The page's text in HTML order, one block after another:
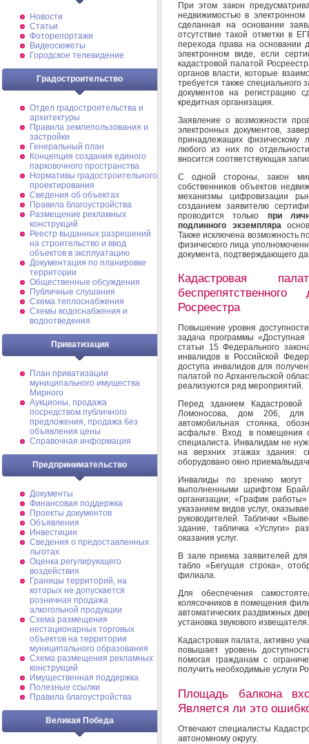
Новости
Статьи
Фоторепортажи
Видеосюжеты
Городское телевидение
Градостроительство
Отдел градостроительства и
архитектуры
Правила землепользования и
застройки
Генеральный план
Концепция создания единого
парковочного пространства
Нормативы градостроительного
проектирования
Сведения об объектах
Правила благоустройства
Размещение рекламных
конструкций
Реестр выданных разрешений
на строительство и ввод
объектов в эксплуатацию
Документация по планировке
территории
Общественные обсуждения
Публичные слушания
Схема теплоснабжения
Схемы водоснабжения и
водоотведения
Приватизация
План приватизации
муниципального имущества
Мирного
Аукционы, продажа
посредством публичного
предложения, продажа без
объявления цены
Справочная информация
Предпринимательство
Документы
Финансовая поддержка
Проекты документов
Объявления
Инвестиции
Сведения о предоставленных
льготах
Оценка регулирующего
воздействия
Границы территорий, на
которых не допускается
розничная продажа
алкогольной продукции
Схема размещения
нестационарных торговых
объектов на территории
муниципального образования
Схема размещения рекламных
конструкций
Имущественная поддержка
Полезные ссылки
Правила благоустройства
Великая Победа
При этом закон
недвижимостью в
сделанная на основании
отсутствие такой отметки в
перехода права на основании
электронном виде, если
кадастровой палатой
органов власти, которые
требуется также специального
документов на регистрацию
кредитная организация.
Заявление о возможности
электронных документов,
принадлежащих физическому
любого из них по
вносится соответствующая
С одной стороны, закон
собственников объектов
механизмы цифровизации
созданием заявителю
проводится только при
подлинного экземпляра
Также исключена возможность
физического лица
документа, подтверждающего
Кадастровая
Росреестра
Повышение уровня
задача программы
статьи 15 Федерального
инвалидов в Российской
доступа инвалидов для
палатой по Архангельской
реализуются ряд мероприятий.
Перед зданием
Ломоносова, дом 206, для
автомобильная стоянка,
асфальте. Вход в помещения
специалиста. Инвалидам не
на верхних этажах здания:
оборудовано окно приема/
Инвалиды по зрению могут
выполненными шрифтом
организации; «График
указанием видов услуг,
руководителей. Таблички
здание, табличка «Услуги»
оказания услуг.
В зале приема заявителей
табло «Бегущая строка»,
филиала.
Для обеспечения
колясочников в помещения
автоматических раздвижных
установка звукового извещателя.
Кадастровая палата, активно
повышает уровень
помогая гражданам с
получить необходимые услуги
Площадь балкона
Является ли это
Отвечают специалисты
автономному округу.